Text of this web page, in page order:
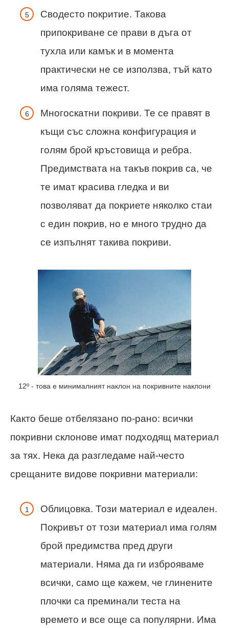
Сводесто покритие. Такова
припокриване се прави в дъга от
тухла или камък и в момента
практически не се използва, тъй като
има голяма тежест.
Многоскатни покриви. Те се правят в
къщи със сложна конфигурация и
голям брой кръстовища и ребра.
Предимствата на такъв покрив са, че
те имат красива гледка и ви
позволяват да покриете няколко стаи
с един покрив, но е много трудно да
се изпълнят такива покриви.
12º - това е минималният наклон на покривните наклони
Както беше отбелязано по-рано: всички
покривни склонове имат подходящ материал
за тях. Нека да разгледаме най-често
срещаните видове покривни материали:
Облицовка. Този материал е идеален.
Покривът от този материал има голям
брой предимства пред други
материали. Няма да ги изброяваме
всички, само ще кажем, че глинените
плочки са преминали теста на
времето и все още са популярни. Има